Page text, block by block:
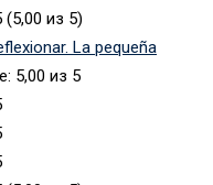
(5,00 из 5)
La pequeña